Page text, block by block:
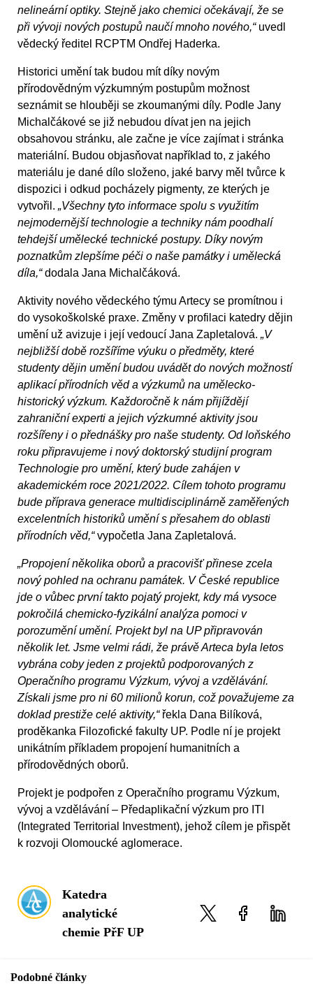
nelineární optiky. Stejně jako chemici očekávají, že se
při vývoji nových postupů naučí mnoho nového,“uvedl
vědecký ředitel RCPTM Ondřej Haderka.
Historici umění tak budou mít díky novým
přírodovědným výzkumným postupům možnost
seznámit se hlouběji se zkoumanými díly. Podle Jany
Michalčákové se již nebudou dívat jen na jejich
obsahovou stránku, ale začne je více zajímat i stránka
materiální. Budou objasňovat například to, z jakého
materiálu je dané dílo složeno, jaké barvy měl tvůrce k
dispozici i odkud pocházely pigmenty, ze kterých je
vytvořil. „Všechny tyto informace spolu s využitím
nejmodernější technologie a techniky nám poodhalí
tehdejší umělecké technické postupy. Díky novým
poznatkům zlepšíme péči o naše památky i umělecká
díla,“dodala Jana Michalčáková.
Aktivity nového vědeckého týmu Artecy se promítnou i
do vysokoškolské praxe. Změny v profilaci katedry dějin
umění už avizuje i její vedoucí Jana Zapletalová. „V
nejbližší době rozšíříme výuku o předměty, které
studenty dějin umění budou uvádět do nových možností
aplikací přírodních věd a výzkumů na umělecko-
historický výzkum. Každoročně k nám přijíždějí
zahraniční experti a jejich výzkumné aktivity jsou
rozšířeny i o přednášky pro naše studenty. Od loňského
roku připravujeme i nový doktorský studijní program
Technologie pro umění, který bude zahájen v
akademickém roce 2021/2022. Cílem tohoto programu
bude příprava generace multidisciplinárně zaměřených
excelentních historiků umění s přesahem do oblasti
přírodních věd,“vypočetla Jana Zapletalová.
„Propojení několika oborů a pracovišť přinese zcela
nový pohled na ochranu památek. V České republice
jde o vůbec první takto pojatý projekt, kdy má vysoce
pokročilá chemicko-fyzikální analýza pomoci v
porozumění umění. Projekt byl na UP připravován
několik let. Jsme velmi rádi, že právě Arteca byla letos
vybrána coby jeden z projektů podporovaných z
Operačního programu Výzkum, vývoj a vzdělávání.
Získali jsme pro ni 60 milionů korun, což považujeme za
doklad prestiže celé aktivity,“řekla Dana Bilíková,
proděkanka Filozofické fakulty UP. Podle ní je projekt
unikátním příkladem propojení humanitních a
přírodovědných oborů.
Projekt je podpořen z Operačního programu Výzkum,
vývoj a vzdělávání – Předaplikační výzkum pro ITI
(Integrated Territorial Investment), jehož cílem je přispět
k rozvoji Olomoucké aglomerace.
Katedra
analytické
chemie PřF UP
Podobné články